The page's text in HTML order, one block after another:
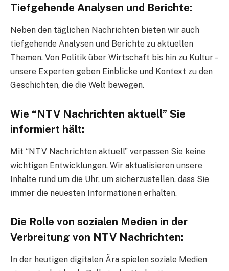
Tiefgehende Analysen und Berichte:
Neben den täglichen Nachrichten bieten wir auch
tiefgehende Analysen und Berichte zu aktuellen
Themen. Von Politik über Wirtschaft bis hin zu Kultur –
unsere Experten geben Einblicke und Kontext zu den
Geschichten, die die Welt bewegen.
Wie “NTV Nachrichten aktuell” Sie
informiert hält:
Mit “NTV Nachrichten aktuell” verpassen Sie keine
wichtigen Entwicklungen. Wir aktualisieren unsere
Inhalte rund um die Uhr, um sicherzustellen, dass Sie
immer die neuesten Informationen erhalten.
Die Rolle von sozialen Medien in der
Verbreitung von NTV Nachrichten:
In der heutigen digitalen Ära spielen soziale Medien